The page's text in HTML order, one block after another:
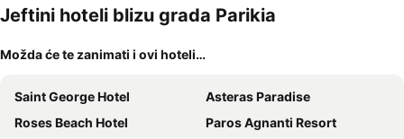
kućni
ljubimci
Jeftini hoteli blizu grada Parikia
Možda će te zanimati i ovi hoteli…
Saint George Hotel
Asteras Paradise
Roses Beach Hotel
Paros Agnanti Resort